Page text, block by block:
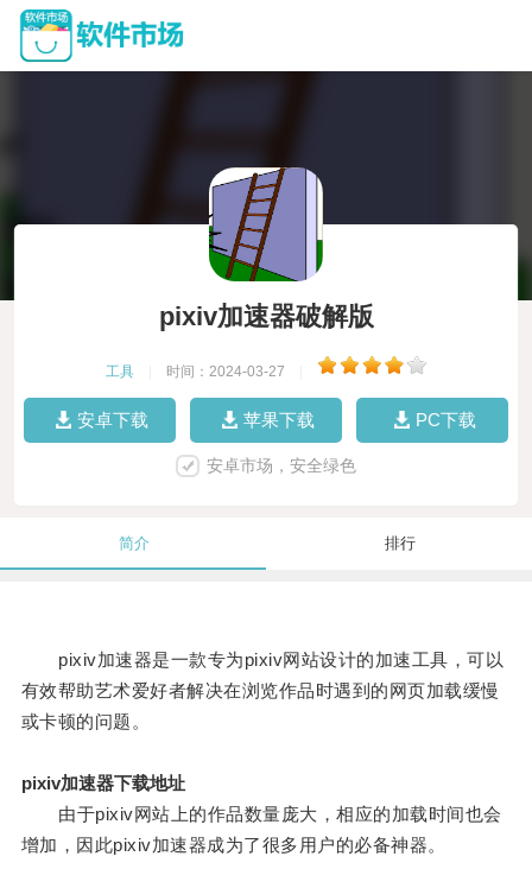
pixiv加速器破解版
工具 时间：2024-03-27
安卓下载 苹果下载 PC下载
安卓市场，安全绿色
简介 排行
pixiv加速器是一款专为pixiv网站设计的加速工具，可以
有效帮助艺术爱好者解决在浏览作品时遇到的网页加载缓慢
或卡顿的问题。
pixiv加速器下载地址
由于pixiv网站上的作品数量庞大，相应的加载时间也会
增加，因此pixiv加速器成为了很多用户的必备神器。